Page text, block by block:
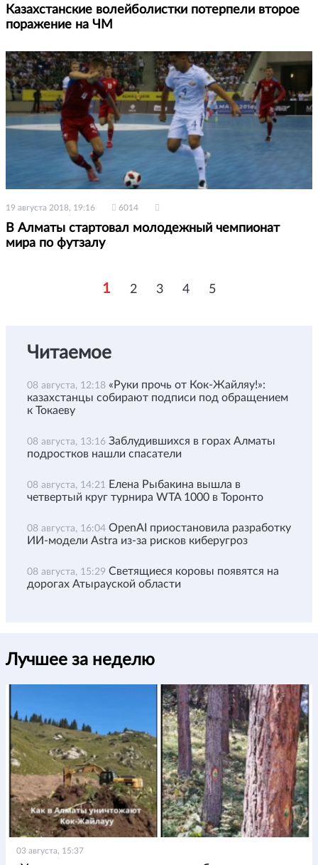
Казахстанские волейболистки потерпели второе
поражение на ЧМ
19 августа 2018, 19:16 6014
В Алматы стартовал молодежный чемпионат
мира по футзалу
1 2 3 4 5
Читаемое
08 августа, 12:18 «Руки прочь от Кок-Жайляу!»:
казахстанцы собирают подписи под обращением
к Токаеву
08 августа, 13:16 Заблудившихся в горах Алматы
подростков нашли спасатели
08 августа, 14:21 Елена Рыбакина вышла в
четвертый круг турнира WTA 1000 в Торонто
08 августа, 16:04 OpenAI приостановила разработку
ИИ-модели Astra из-за рисков киберугроз
08 августа, 15:29 Светящиеся коровы появятся на
дорогах Атырауской области
Лучшее за неделю
03 августа, 15:37